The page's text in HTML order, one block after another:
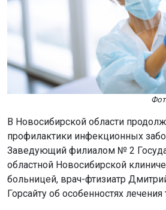
В Новосибирской области
профилактики инфекционных
Заведующий филиалом № 2
областной Новосибирской
больницей, врач-фтизиатр
Горсайту об особенностях лечения